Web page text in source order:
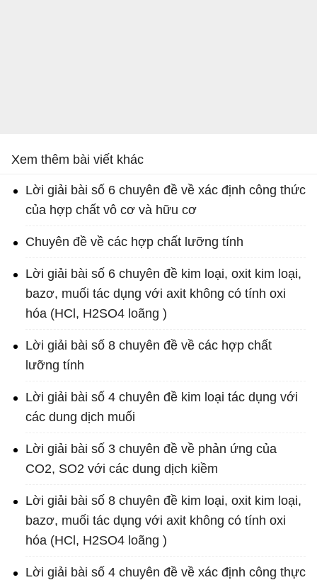
Xem thêm bài viết khác
Lời giải bài số 6 chuyên đề về xác định công thức
của hợp chất vô cơ và hữu cơ
Chuyên đề về các hợp chất lưỡng tính
Lời giải bài số 6 chuyên đề kim loại, oxit kim loại,
bazơ, muối tác dụng với axit không có tính oxi
hóa (HCl, H2SO4 loãng )
Lời giải bài số 8 chuyên đề về các hợp chất
lưỡng tính
Lời giải bài số 4 chuyên đề kim loại tác dụng với
các dung dịch muối
Lời giải bài số 3 chuyên đề về phản ứng của
CO2, SO2 với các dung dịch kiềm
Lời giải bài số 8 chuyên đề kim loại, oxit kim loại,
bazơ, muối tác dụng với axit không có tính oxi
hóa (HCl, H2SO4 loãng )
Lời giải bài số 4 chuyên đề về xác định công thực